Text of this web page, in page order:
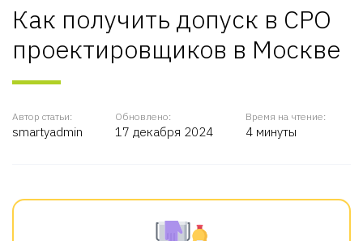
Как получить допуск в СРО
проектировщиков в Москве
Автор статьи:
smartyadmin
Обновлено:
17 декабря 2024
Время на чтение:
4 минуты